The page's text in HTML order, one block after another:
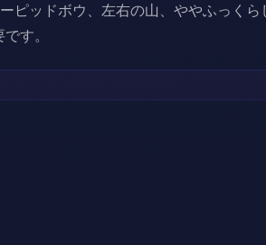
ピッドボウ、左右の山、ややふっく
す。